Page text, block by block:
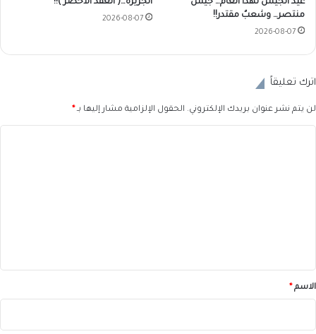
عيد الجيش لهذا العام… جيشٌ
منتصر… وشعبٌ مقتدر!!
2026-08-07
الجزيرة…( العقد الأخضر )!!
2026-08-07
اترك تعليقاً
لن يتم نشر عنوان بريدك الإلكتروني. الحقول الإلزامية مشار إليها بـ *
*الاسم *